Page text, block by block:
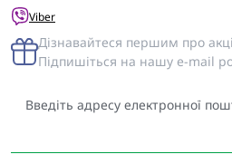
Viber
Дізнавайтеся першим про
Підпишіться на нашу e-mail